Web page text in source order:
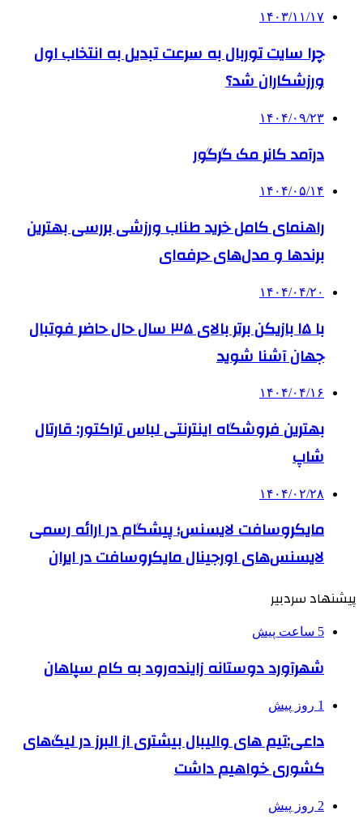
۱۴۰۳/۱۱/۱۷
چرا سایت توربال به ‌سرعت تبدیل به انتخاب اول
ورزشکاران شد؟
۱۴۰۴/۰۹/۲۳
درآمد کانر مک گرگور
۱۴۰۴/۰۵/۱۴
راهنمای کامل خرید طناب ورزشی بررسی بهترین
برندها و مدل‌های حرفه‌ای
۱۴۰۴/۰۴/۲۰
با ۱۵ بازیکن برتر بالای ۳۵ سال حال حاضر فوتبال
جهان آشنا شوید
۱۴۰۴/۰۴/۱۶
بهترین فروشگاه اینترنتی لباس تراکتور: قارتال
شاپ
۱۴۰۴/۰۲/۲۸
مایکروسافت لایسنس؛ پیشگام در ارائه رسمی
لایسنس‌های اورجینال مایکروسافت در ایران
پیشنهاد سردبیر
5 ساعت پیش
شهرآورد دوستانه زاینده‌رود به کام سپاهان
1 روز پیش
داعی:تیم های والیبال بیشتری از البرز در لیگ‌های
کشوری خواهیم داشت
2 روز پیش